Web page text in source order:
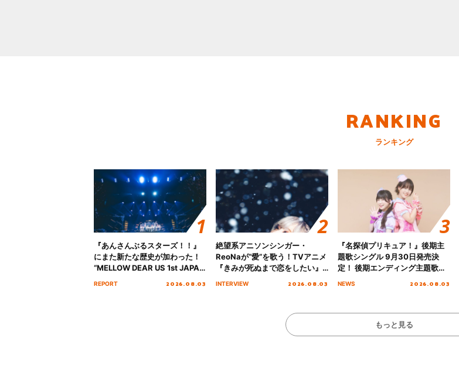
RANKING
ランキング
『あんさんぶるスターズ！！』
にまた新たな歴史が加わった！
“MELLOW DEAR US 1st JAPAN
REPORT 2026.08.03
絶望系アニソンシンガー・
ReoNaが“愛”を歌う！TVアニメ
『きみが死ぬまで恋をしたい』
INTERVIEW 2026.08.03
『名探偵プリキュア！』後期主
題歌シングル 9月30日発売決
定！ 後期エンディング主題歌
NEWS 2026.08.03
もっと見る